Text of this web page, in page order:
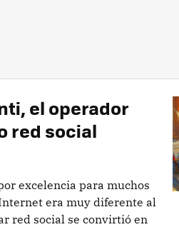
el operador
red social
excelencia para muchos
era muy diferente al
red social se convirtió en